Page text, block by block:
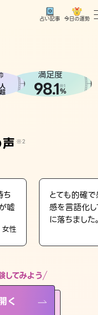
占い記事 今日の運勢
人
超
満足度
98.1※1
%
※2
ち
嘘
性
とても的確
感を言語化
に落ちました
てみよう
く